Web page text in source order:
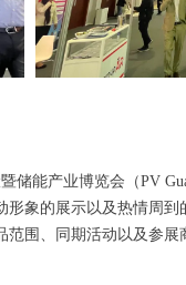
储能产业博览会（PV
象的展示以及热情周
围、同期活动以及参